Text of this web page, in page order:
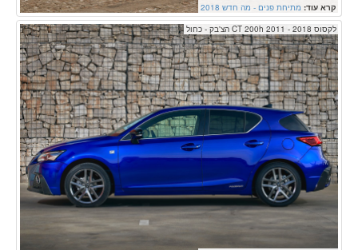
קרא עוד: מתיחת פנים - מה חדש 2018
לקסוס CT 200h 2011 - 2018 הצ'בק - כחול